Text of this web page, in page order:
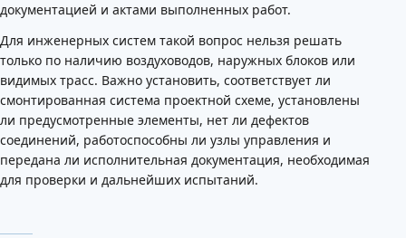
документацией и актами выполненных работ.
Для инженерных систем такой вопрос нельзя решать
только по наличию воздуховодов, наружных блоков или
видимых трасс. Важно установить, соответствует ли
смонтированная система проектной схеме, установлены
ли предусмотренные элементы, нет ли дефектов
соединений, работоспособны ли узлы управления и
передана ли исполнительная документация, необходимая
для проверки и дальнейших испытаний.